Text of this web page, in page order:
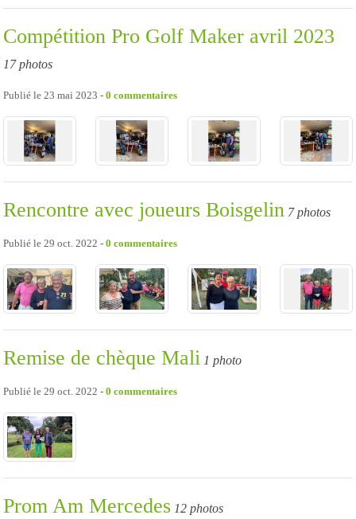
Compétition Pro Golf Maker avril 2023
17 photos
Publié le 23 mai 2023 - 0 commentaires
Rencontre avec joueurs Boisgelin 7 photos
Publié le 29 oct. 2022 - 0 commentaires
Remise de chèque Mali 1 photo
Publié le 29 oct. 2022 - 0 commentaires
Prom Am Mercedes 12 photos